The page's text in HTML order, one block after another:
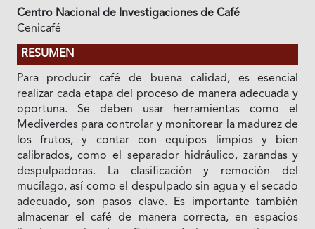
Centro Nacional de Investigaciones de Café
Cenicafé
RESUMEN
Para producir café de buena calidad, es esencial
realizar cada etapa del proceso de manera adecuada y
oportuna. Se deben usar herramientas como el
Mediverdes para controlar y monitorear la madurez de
los frutos, y contar con equipos limpios y bien
calibrados, como el separador hidráulico, zarandas y
despulpadoras. La clasificación y remoción del
mucílago, así como el despulpado sin agua y el secado
adecuado, son pasos clave. Es importante también
almacenar el café de manera correcta, en espacios